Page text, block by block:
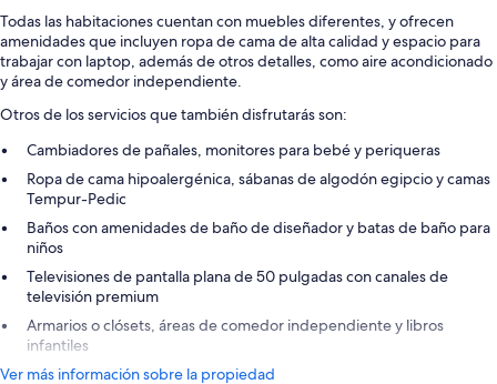
Todas las habitaciones cuentan con muebles diferentes, y ofrecen
amenidades que incluyen ropa de cama de alta calidad y espacio para
trabajar con laptop, además de otros detalles, como aire acondicionado
y área de comedor independiente.
Otros de los servicios que también disfrutarás son:
Cambiadores de pañales, monitores para bebé y periqueras
Ropa de cama hipoalergénica, sábanas de algodón egipcio y camas
Tempur-Pedic
Baños con amenidades de baño de diseñador y batas de baño para
niños
Televisiones de pantalla plana de 50 pulgadas con canales de
televisión premium
Armarios o clósets, áreas de comedor independiente y libros
infantiles
Ver más información sobre la propiedad